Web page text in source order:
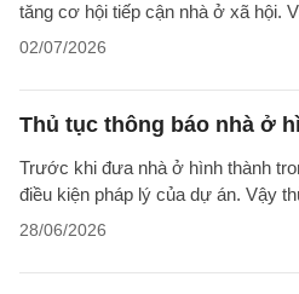
tăng cơ hội tiếp cận nhà ở xã hội.
02/07/2026
Thủ tục thông báo nhà ở
Trước khi đưa nhà ở hình thành
điều kiện pháp lý của dự án. Vậy
28/06/2026